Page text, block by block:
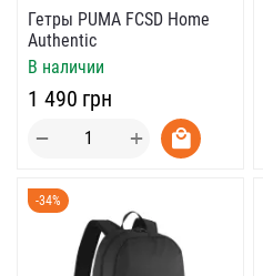
Гетры PUMA FCSD Home
Authentic
В наличии
‍1 490‍ грн
+
−
-34%